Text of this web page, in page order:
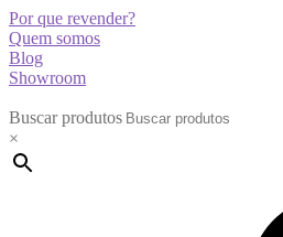
Por que revender?
Quem somos
Blog
Showroom
Buscar produtos
×